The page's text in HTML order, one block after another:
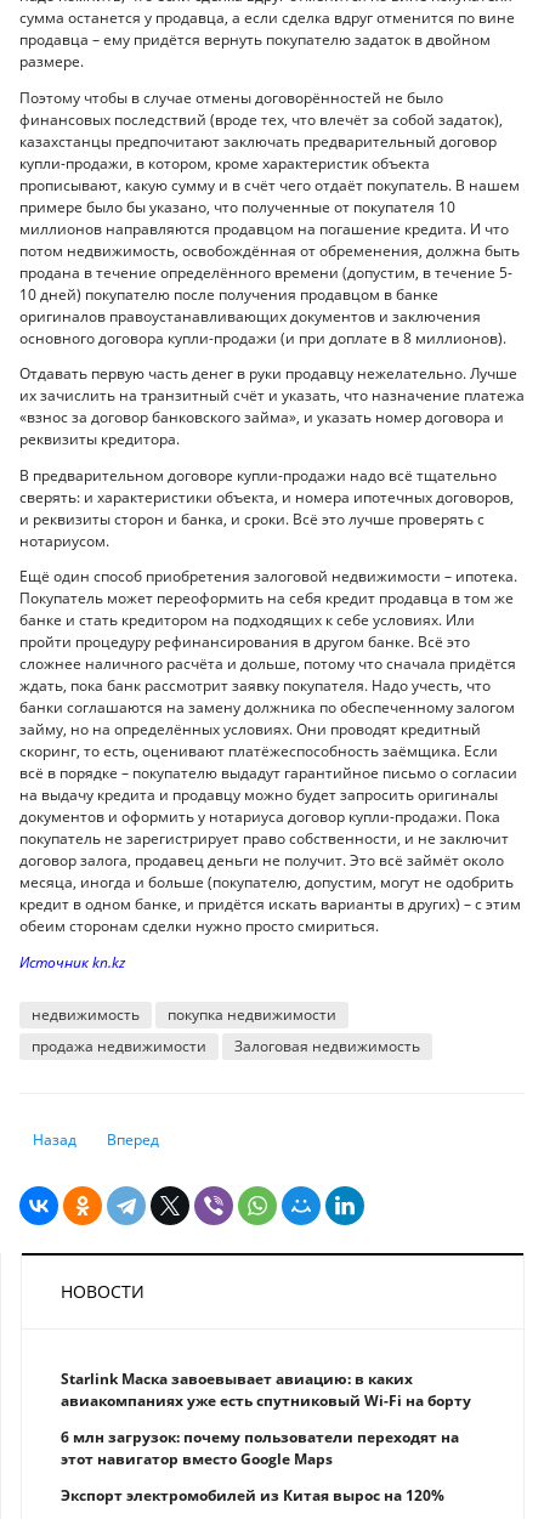
сумма останется у продавца, а если сделка вдруг отменится по вине
продавца – ему придётся вернуть покупателю задаток в двойном
размере.
Поэтому чтобы в случае отмены договорённостей не было
финансовых последствий (вроде тех, что влечёт за собой задаток),
казахстанцы предпочитают заключать предварительный договор
купли-продажи, в котором, кроме характеристик объекта
прописывают, какую сумму и в счёт чего отдаёт покупатель. В нашем
примере было бы указано, что полученные от покупателя 10
миллионов направляются продавцом на погашение кредита. И что
потом недвижимость, освобождённая от обременения, должна быть
продана в течение определённого времени (допустим, в течение 5-
10 дней) покупателю после получения продавцом в банке
оригиналов правоустанавливающих документов и заключения
основного договора купли-продажи (и при доплате в 8 миллионов).
Отдавать первую часть денег в руки продавцу нежелательно. Лучше
их зачислить на транзитный счёт и указать, что назначение платежа
«взнос за договор банковского займа», и указать номер договора и
реквизиты кредитора.
В предварительном договоре купли-продажи надо всё тщательно
сверять: и характеристики объекта, и номера ипотечных договоров,
и реквизиты сторон и банка, и сроки. Всё это лучше проверять с
нотариусом.
Ещё один способ приобретения залоговой недвижимости – ипотека.
Покупатель может переоформить на себя кредит продавца в том же
банке и стать кредитором на подходящих к себе условиях. Или
пройти процедуру рефинансирования в другом банке. Всё это
сложнее наличного расчёта и дольше, потому что сначала придётся
ждать, пока банк рассмотрит заявку покупателя. Надо учесть, что
банки соглашаются на замену должника по обеспеченному залогом
займу, но на определённых условиях. Они проводят кредитный
скоринг, то есть, оценивают платёжеспособность заёмщика. Если
всё в порядке – покупателю выдадут гарантийное письмо о согласии
на выдачу кредита и продавцу можно будет запросить оригиналы
документов и оформить у нотариуса договор купли-продажи. Пока
покупатель не зарегистрирует право собственности, и не заключит
договор залога, продавец деньги не получит. Это всё займёт около
месяца, иногда и больше (покупателю, допустим, могут не одобрить
кредит в одном банке, и придётся искать варианты в других) – с этим
обеим сторонам сделки нужно просто смириться.
Источник kn.kz
недвижимость
покупка недвижимости
продажа недвижимости
Залоговая недвижимость
Предыдущий: Как покончить с нищетой
Назад Следующий: Что будет, если перестать платить кредит
Вперед
НОВОСТИ
Starlink Маска завоевывает авиацию: в каких
авиакомпаниях уже есть спутниковый Wi-Fi на борту
6 млн загрузок: почему пользователи переходят на
этот навигатор вместо Google Maps
Экспорт электромобилей из Китая вырос на 120%